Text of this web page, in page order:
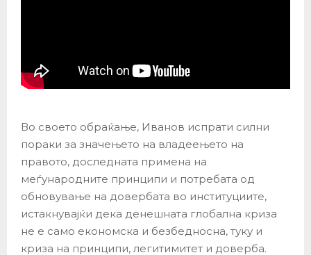
Во своето обраќање, Иванов испрати силни
пораки за значењето на владеењето на
правото, доследната примена на
меѓународните принципи и потребата од
обновување на довербата во институциите,
истакнувајќи дека денешната глобална криза
не е само економска и безбедносна, туку и
криза на принципи, легитимитет и доверба.